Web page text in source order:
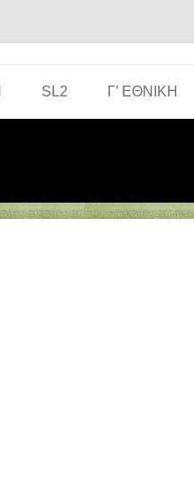
SL2 Γ’ ΕΘΝΙΚΉ